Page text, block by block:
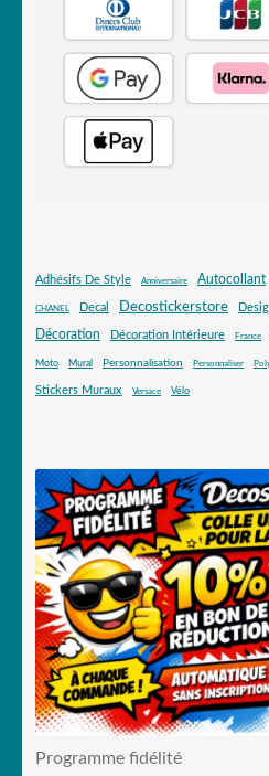
Adhésifs De Style Anniversaire Autocollant
CHANEL Decal Decostickerstore
Décoration Décoration Intérieure France
Moto Mural Personnalisation Personnaliser
Stickers Muraux Versace Vélo
Programme fidélité